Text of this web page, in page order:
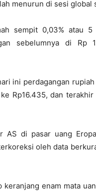
menurun di sesi global
sempit 0,03% atau
sebelumnya di Rp
ini perdagangan
Rp16.435, dan
AS di pasar uang
oleh data
enam mata